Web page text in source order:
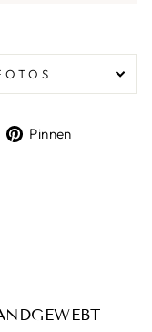
Auf
Pinnen